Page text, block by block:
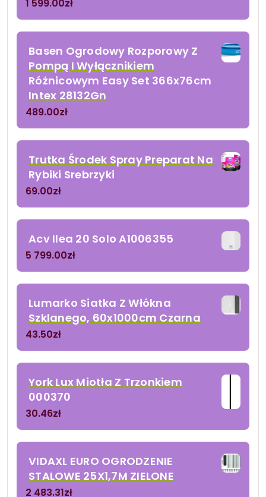
1 599.00zł
Basen Ogrodowy Rozporowy Z
Pompą I Wyłącznikiem
Różnicowym Easy Set 366x76cm
Intex 28132Gn
489.00zł
Trutka Środek Spray Preparat Na
Rybiki Srebrzyki
69.00zł
Acv Ilea 20 Solo A1006355
5 799.00zł
Lumarko Siatka Z Włókna
Szklanego, 60x1000cm Czarna
43.50zł
York Lux Miotła Z Trzonkiem
000370
30.46zł
VIDAXL EURO OGRODZENIE
STALOWE 25X1,7M ZIELONE
2 483.31zł